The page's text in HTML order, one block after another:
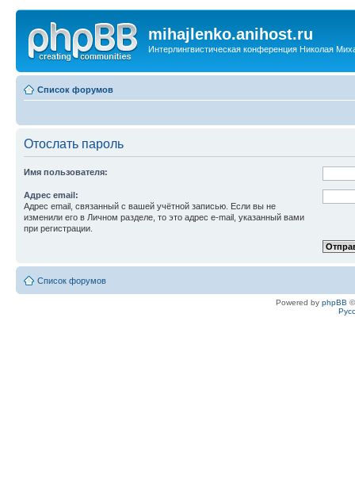
mihajlenko.anihost.ru
Интерлингвистическая конференция Николая
Список форумов
Отослать пароль
Имя пользователя:
Адрес email:
Адрес email, связанный с вашей учётной записью. Если вы не
изменили его в Личном разделе, то это адрес e-mail, указанный вами
при регистрации.
Список форумов
Powered by phpBB